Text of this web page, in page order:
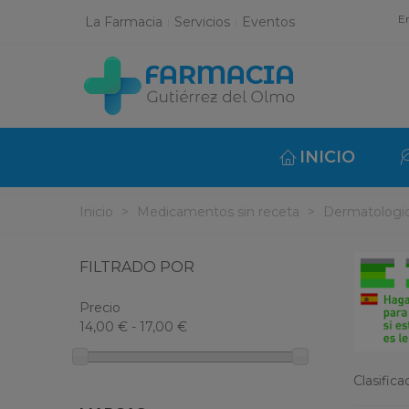
La Farmacia Servicios Eventos
INICIO
Inicio > Medicamentos sin receta >
FILTRADO POR
Precio
14,00 € - 17,00 €